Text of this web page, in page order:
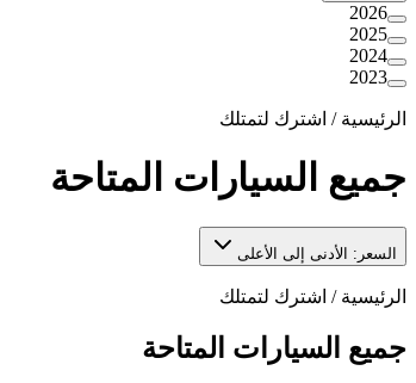
2026
2025
2024
2023
الرئيسية / اشترك لتمتلك
جميع السيارات المتاحة
السعر: الأدنى إلى الأعلى
الرئيسية / اشترك لتمتلك
جميع السيارات المتاحة